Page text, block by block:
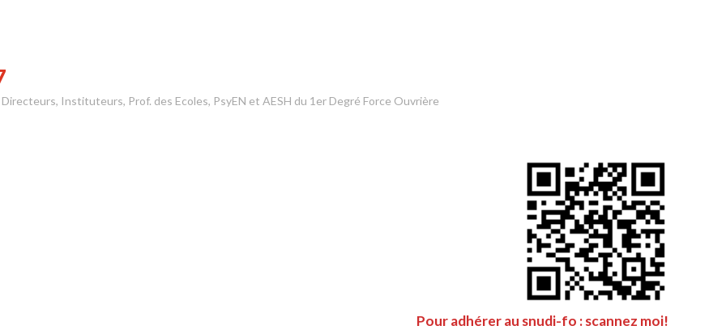
Instituteurs, Prof. des Ecoles, PsyEN et AESH du 1er Degré Force Ouvrière
Pour adhérer au snudi-fo : scannez moi!